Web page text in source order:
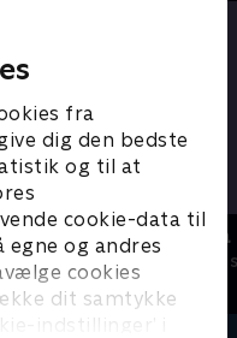
fra
dig den bedste
og til at
cookie-data til
og andres
cookies
dit samtykke
indstillinger’ i
Miniteve:
Børneserier • 1